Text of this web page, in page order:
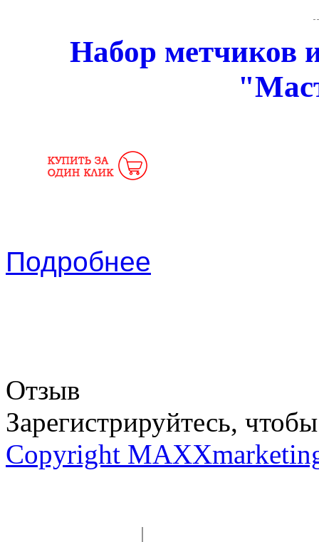
Набор метчиков
Подробнее
Отзыв
Зарегистрируйтесь,
Copyright